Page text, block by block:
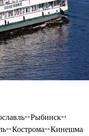
Рыбинск
Кострома
Кинешма